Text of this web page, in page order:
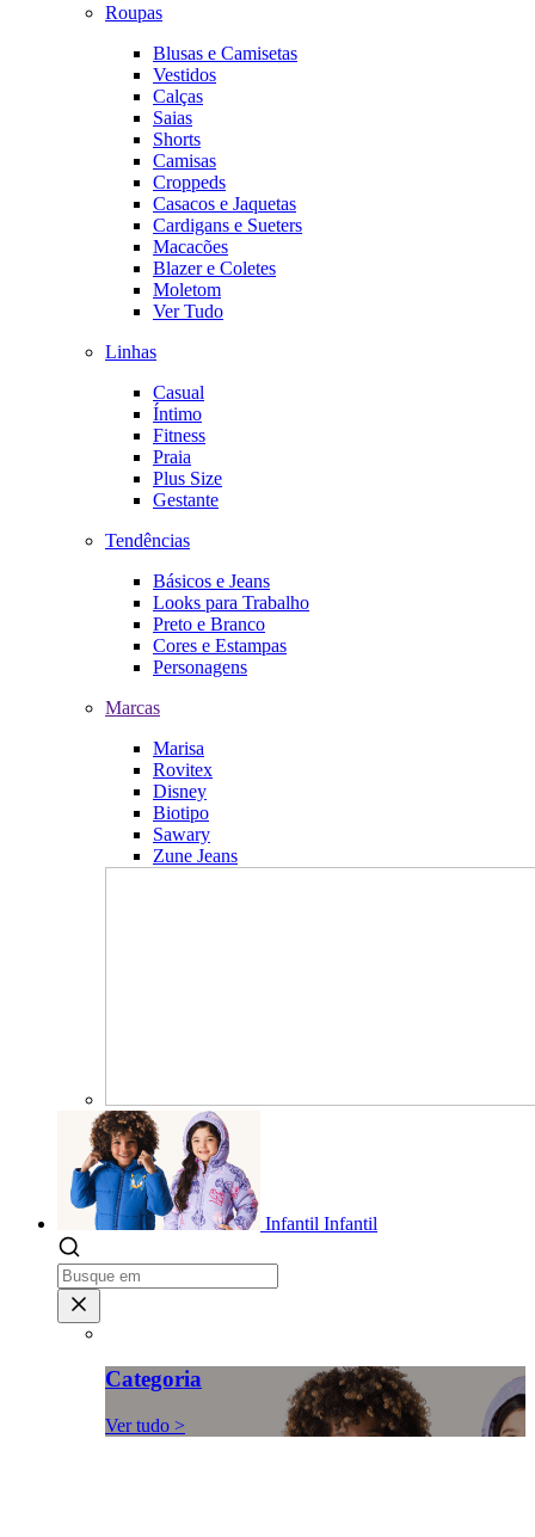
Roupas
Blusas e Camisetas
Vestidos
Calças
Saias
Shorts
Camisas
Croppeds
Casacos e Jaquetas
Cardigans e Sueters
Macacões
Blazer e Coletes
Moletom
Ver Tudo
Linhas
Casual
Íntimo
Fitness
Praia
Plus Size
Gestante
Tendências
Básicos e Jeans
Looks para Trabalho
Preto e Branco
Cores e Estampas
Personagens
Marcas
Marisa
Rovitex
Disney
Biotipo
Sawary
Zune Jeans
Infantil Infantil
Categoria
Ver tudo >